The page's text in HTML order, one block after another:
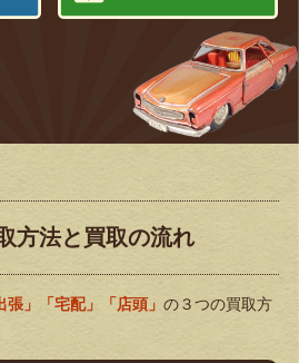
方法と買取の流れ
張」「宅配」「店頭」 の３つの買取方